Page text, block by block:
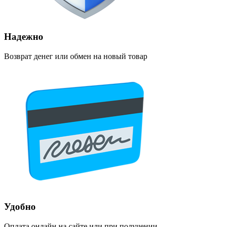
Надежно
Возврат денег или обмен на новый товар
Удобно